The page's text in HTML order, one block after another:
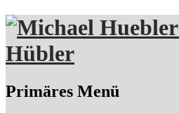
Hübler
Suchen
Primäres Menü